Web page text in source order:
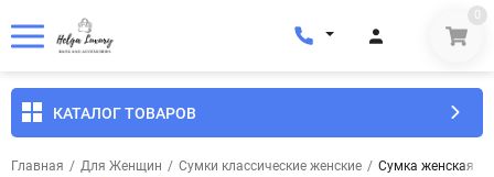
0
КАТАЛОГ ТОВАРОВ
Главная / Для Женщин / Сумки классические женские / Сумка женская